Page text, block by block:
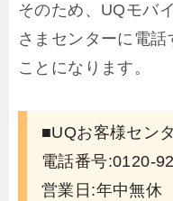
そのため、UQモバ
さまセンターに電
ことになります。
■UQお客様セン
電話番号:0120-
営業日:年中無休